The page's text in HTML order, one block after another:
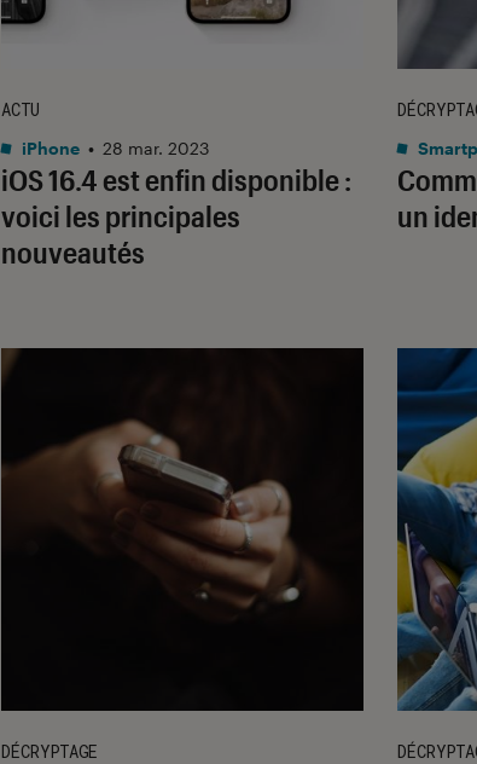
iOS 16.4 est enfin disponible :
voici les principales
nouveautés
ACTU
iPhone • 28 mar. 2023
un
DÉCRYPTAGE